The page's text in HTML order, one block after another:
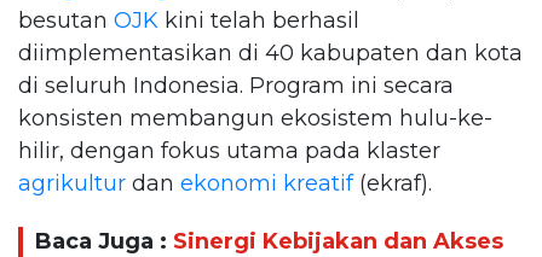
besutan OJK kini telah berhasil
diimplementasikan di 40 kabupaten dan kota
di seluruh Indonesia. Program ini secara
konsisten membangun ekosistem hulu-ke-
hilir, dengan fokus utama pada klaster
agrikultur dan ekonomi kreatif(ekraf).
Baca Juga : Sinergi Kebijakan dan Akses